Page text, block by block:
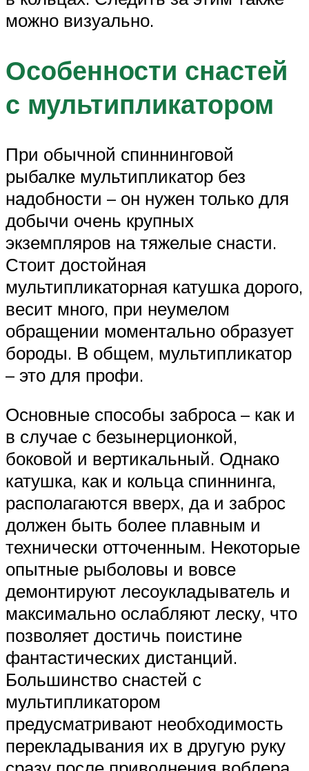
можно визуально.
Особенности снастей
с мультипликатором
При обычной спиннинговой
рыбалке мультипликатор без
надобности – он нужен только для
добычи очень крупных
экземпляров на тяжелые снасти.
Стоит достойная
мультипликаторная катушка дорого,
весит много, при неумелом
обращении моментально образует
бороды. В общем, мультипликатор
– это для профи.
Основные способы заброса – как и
в случае с безынерционкой,
боковой и вертикальный. Однако
катушка, как и кольца спиннинга,
располагаются вверх, да и заброс
должен быть более плавным и
технически отточенным. Некоторые
опытные рыболовы и вовсе
демонтируют лесоукладыватель и
максимально ослабляют леску, что
позволяет достичь поистине
фантастических дистанций.
Большинство снастей с
мультипликатором
предусматривают необходимость
перекладывания их в другую руку